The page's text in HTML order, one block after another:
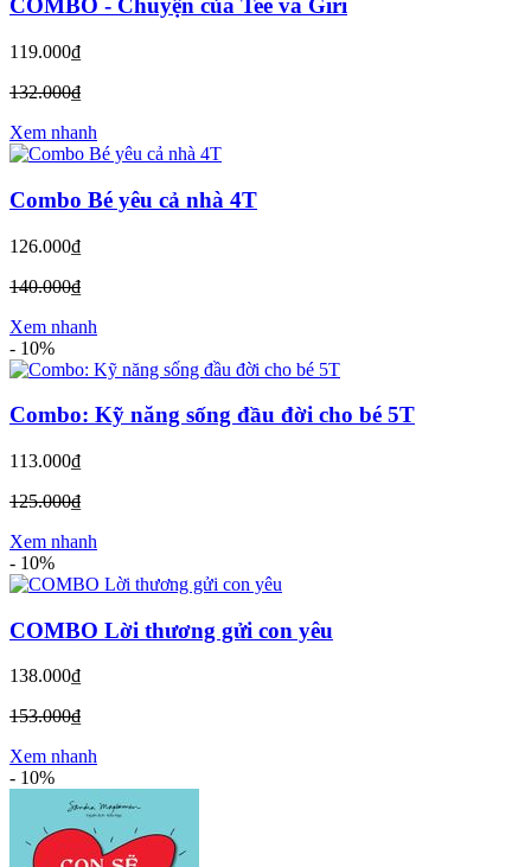
COMBO - Chuyện của Tee và Giri
119.000₫
132.000₫
Xem nhanh
Combo Bé yêu cả nhà 4T
126.000₫
140.000₫
Xem nhanh
- 10%
Combo: Kỹ năng sống đầu đời cho bé 5T
113.000₫
125.000₫
Xem nhanh
- 10%
COMBO Lời thương gửi con yêu
138.000₫
153.000₫
Xem nhanh
- 10%